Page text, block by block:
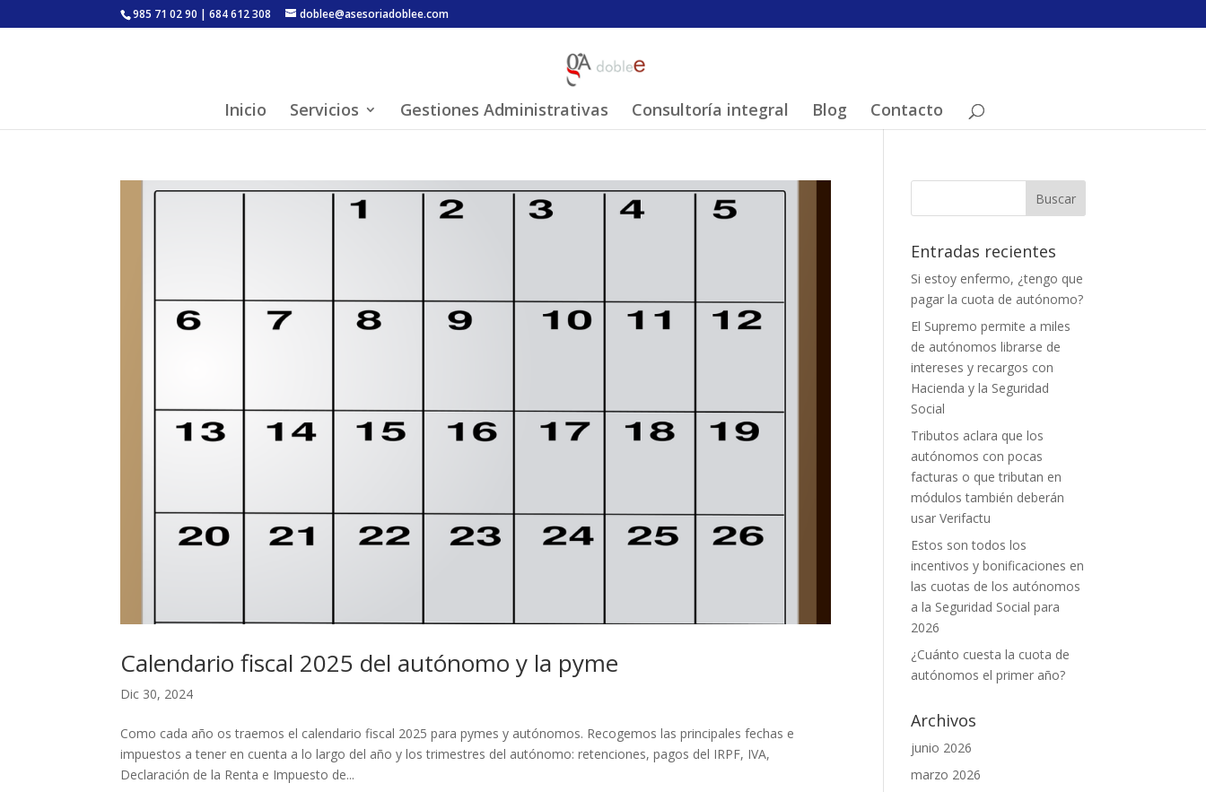
985 71 02 90 | 684 612 308 doblee@asesoriadoblee.com
Inicio Servicios Gestiones Administrativas Consultoría integral Blog Contacto
Calendario fiscal 2025 del autónomo y la pyme
Dic 30, 2024
Como cada año os traemos el calendario fiscal 2025 para pymes y autónomos. Recogemos las principales fechas e
impuestos a tener en cuenta a lo largo del año y los trimestres del autónomo: retenciones, pagos del IRPF, IVA,
Declaración de la Renta e Impuesto de...
Entradas recientes
Si estoy enfermo, ¿tengo que
pagar la cuota de autónomo?
El Supremo permite a miles
de autónomos librarse de
intereses y recargos con
Hacienda y la Seguridad
Social
Tributos aclara que los
autónomos con pocas
facturas o que tributan en
módulos también deberán
usar Verifactu
Estos son todos los
incentivos y bonificaciones en
las cuotas de los autónomos
a la Seguridad Social para
2026
¿Cuánto cuesta la cuota de
autónomos el primer año?
Archivos
junio 2026
marzo 2026